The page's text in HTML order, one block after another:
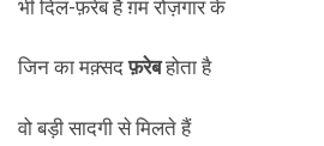
जिन का मक़्सदफ़रेबहोता है
वो बड़ी सादगी से मिलते हैं